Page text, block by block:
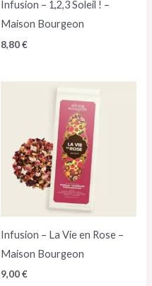
Infusion – 1,2,3 Soleil ! –
Maison Bourgeon
8,80€
Infusion – La Vie en Rose –
Maison Bourgeon
9,00€